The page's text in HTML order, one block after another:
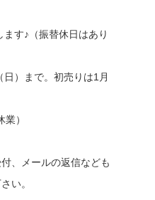
ます♪（振替休日はあり
日）まで。初売りは1月
）
、メールの返信なども
い。